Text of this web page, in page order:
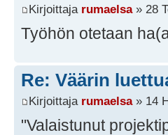
Kirjoittaja rumaelsa» 28
Työhön otetaan
Re: Väärin
Kirjoittaja rumaelsa» 14
"Valaistunut